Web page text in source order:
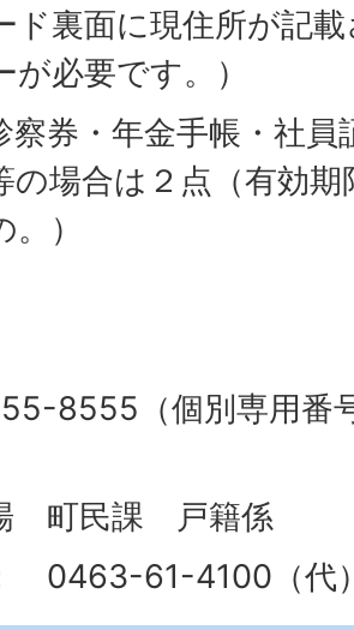
ド裏面に現住所が記
必要です。）
察券・年金手帳・社員
の場合は２点（有効
）
8555（個別専用番
町民課 戸籍係
0463-61-4100（代